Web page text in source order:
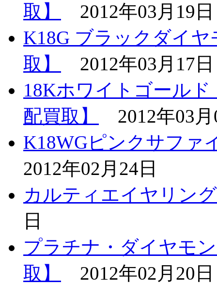
取】
2012年03月19日
K18G ブラックダイ
取】
2012年03月17日
18Kホワイトゴール
配買取】
2012年03
K18WGピンクサファ
2012年02月24日
カルティエイヤリン
日
プラチナ・ダイヤモ
取】
2012年02月20日